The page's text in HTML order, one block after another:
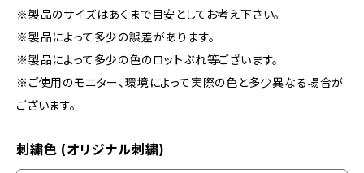
※製品のサイズはあくまで目安としてお考え下さい。
※製品によって多少の誤差があります。
※製品によって多少の色のロットぶれ等ございます。
※ご使用のモニター、環境によって実際の色と多少異なる場合が
ございます。
刺繍色 (オリジナル刺繍)